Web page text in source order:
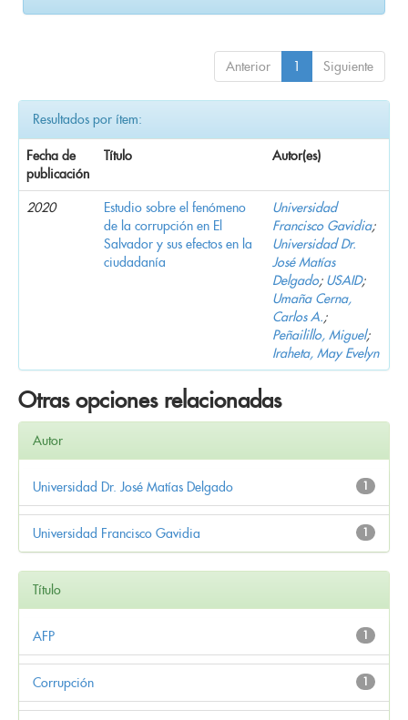
Anterior 1 Siguiente
Resultados por ítem:
Fecha de
publicación
Título Autor(es)
2020
Estudio sobre el fenómeno
de la corrupción en El
Salvador y sus efectos en la
ciudadanía
Universidad
Francisco Gavidia;
Universidad Dr.
José Matías
Delgado; USAID;
Umaña Cerna,
Carlos A.;
Peñailillo, Miguel;
Iraheta, May Evelyn
Otras opciones relacionadas
Autor
1
Universidad Dr. José Matías Delgado
1
Universidad Francisco Gavidia
Título
1
AFP
1
Corrupción